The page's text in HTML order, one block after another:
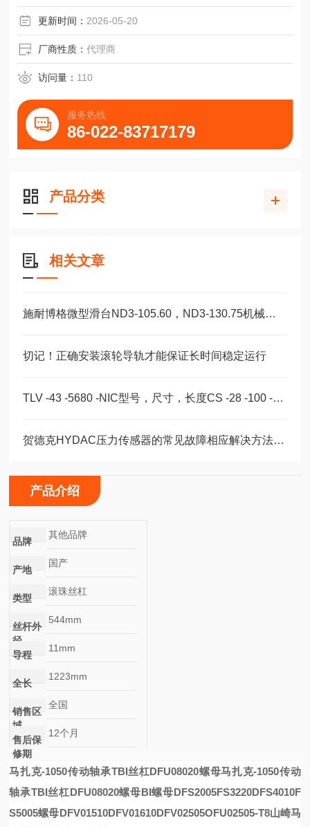
更新时间： 2026-05-20
厂商性质：代理商
访问量： 110
服务热线
86-022-83717179
产品分类
相关文章
施耐博格微型滑台ND3-105.60，ND3-130.75机械装配轴承
切记！正确安装滚轮导轨才能保证长时间稳定运行
TLV -43 -5680 -NIC型号，尺寸，长度CS -28 -100 -2RS -B -NIC 。
贺德克HYDAC压力传感器的常见故障相应解决方法分享
产品介绍
品牌
其他品牌
产地
国产
类型
滚珠丝杠
丝杆外
径
544mm
导程
11mm
全长
1223mm
销售区
域
全国
售后保
修期
12个月
马扎克-1050传动轴承TBI丝杠DFU08020螺母马扎克-1050传动
轴承TBI丝杠DFU08020螺母BI螺母DFS2005FS3220DFS4010F
S5005螺母DFV01510DFV01610DFV02505OFU02505-T8山崎马